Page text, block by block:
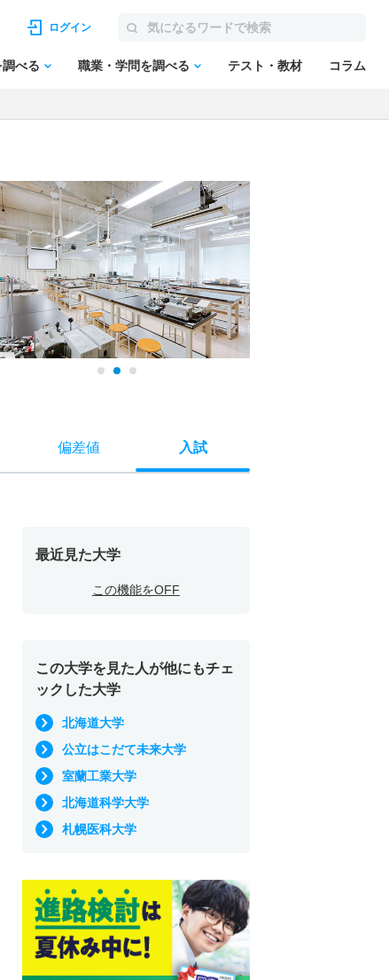
ログイン
べる 職業・学問を調べる テスト・教材 コラム
偏差値 入試
最近見た大学
この機能をOFF
この大学を見た人が他にもチェ
ックした大学
北海道大学
公立はこだて未来大学
室蘭工業大学
北海道科学大学
札幌医科大学